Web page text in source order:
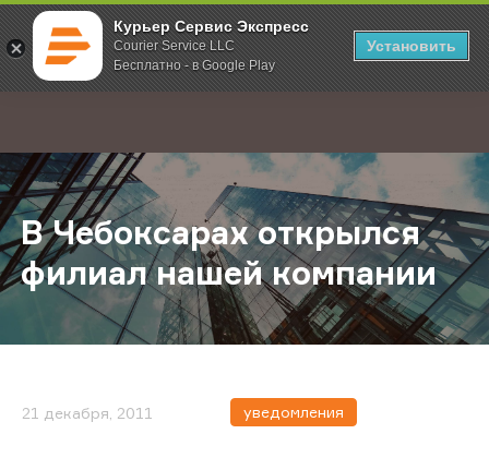
Курьер Сервис Экспресс
Courier Service LLC
Бесплатно - в Google Play
Установить
; Главная О компании Новости В Чебоксарах открылся филиал
В Чебоксарах открылся
филиал нашей компании
21 декабря, 2011 уведомления